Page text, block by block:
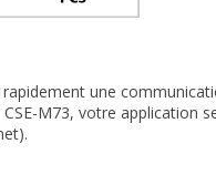
une
M73, votre application